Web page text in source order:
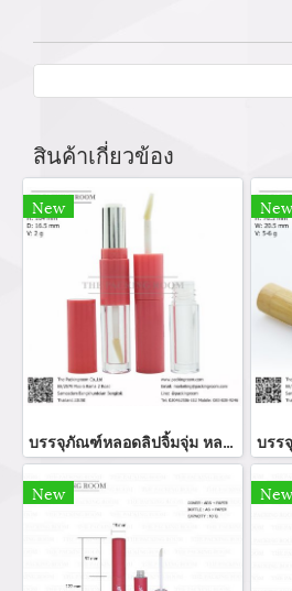
สินค้าเกี่ยวข้อง
New
บรรจุภัณฑ์หลอดลิปจิ้มจุ่ม หลอดลิปกลอส bottle lip gloss/ lip bottle ขวดลิป บรรจุภัณฑ์ใส่ลิป จำหน่ายบรรจุภัณฑ์เครื่องสำอางรรจุภัณฑ์เครื่องสำอางทุกประเภท
New
New New